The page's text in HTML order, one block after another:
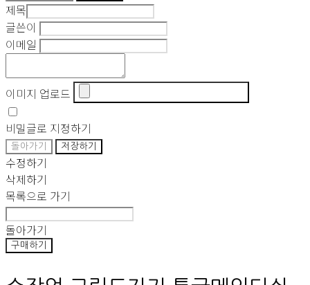
제목
글쓴이
이메일
이미지 업로드
비밀글로 지정하기
돌아가기 저장하기
수정하기
삭제하기
목록으로 가기
돌아가기
구매하기